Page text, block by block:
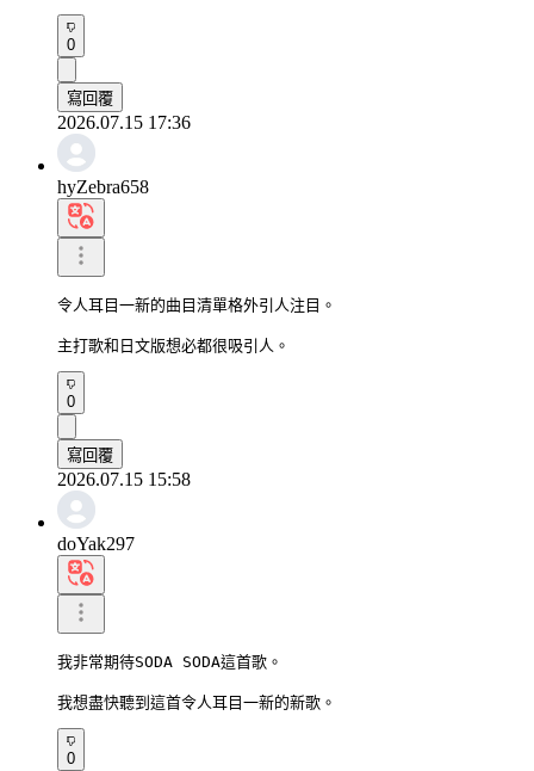
0
寫回覆
2026.07.15 17:36
hyZebra658
令人耳目一新的曲目清單格外引人注目。
主打歌和日文版想必都很吸引人。
0
寫回覆
2026.07.15 15:58
doYak297
我非常期待SODA SODA這首歌。
我想盡快聽到這首令人耳目一新的新歌。
0